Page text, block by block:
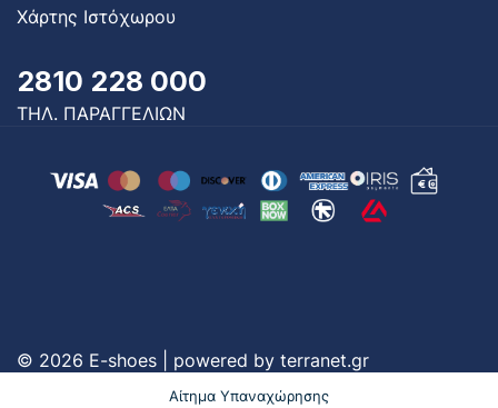
Χάρτης Ιστόχωρου
2810 228 000
ΤΗΛ. ΠΑΡΑΓΓΕΛΙΩΝ
© 2026 E-shoes | powered by terranet.gr
Αίτημα Υπαναχώρησης